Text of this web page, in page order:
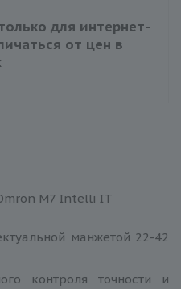
для интернет-
от цен в
M7 Intelli IT
манжетой 22-42
контроля точности и